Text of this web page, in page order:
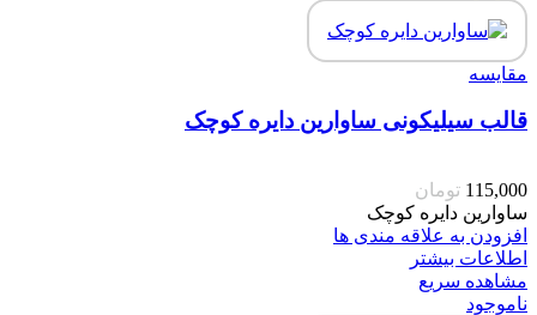
مقایسه
قالب سیلیکونی ساوارین دایره کوچک
115,000 تومان
ساوارین دایره کوچک
افزودن به علاقه مندی ها
اطلاعات بیشتر
مشاهده سریع
ناموجود